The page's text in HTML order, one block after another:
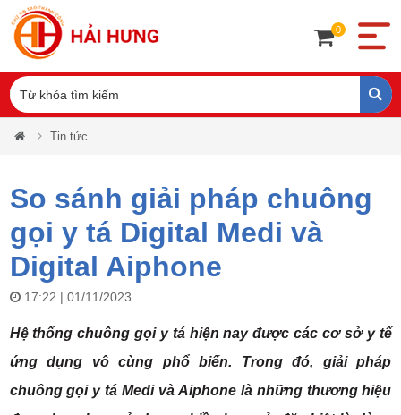
0
Tin tức
So sánh giải pháp chuông
gọi y tá Digital Medi và
Digital Aiphone
17:22 | 01/11/2023
Hệ thống chuông gọi y tá hiện nay được các cơ sở y tế
ứng dụng vô cùng phổ biến. Trong đó, giải pháp
chuông gọi y tá Medi và Aiphone là những thương hiệu